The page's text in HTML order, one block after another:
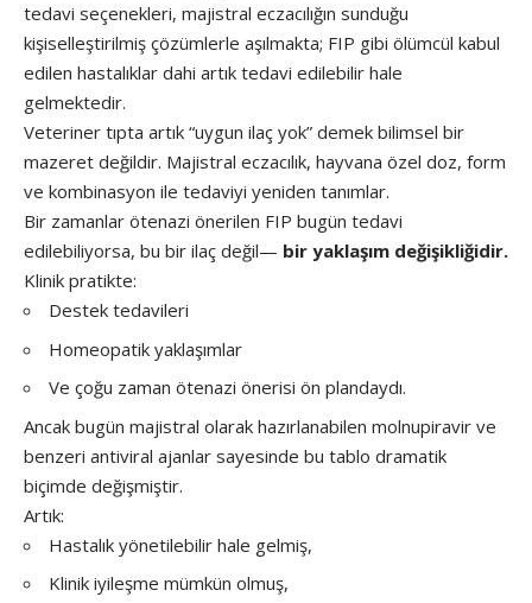
tedavi seçenekleri, majistral eczacılığın sunduğu
kişiselleştirilmiş çözümlerle aşılmakta; FIP gibi ölümcül kabul
edilen hastalıklar dahi artık tedavi edilebilir hale
gelmektedir.
Veteriner tıpta artık “uygun ilaç yok” demek bilimsel bir
mazeret değildir. Majistral eczacılık, hayvana özel doz, form
ve kombinasyon ile tedaviyi yeniden tanımlar.
Bir zamanlar ötenazi önerilen FIP bugün tedavi
edilebiliyorsa, bu bir ilaç değil— bir yaklaşım değişikliğidir.
Klinik pratikte:
Destek tedavileri
Homeopatik yaklaşımlar
Ve çoğu zaman ötenazi önerisi ön plandaydı.
Ancak bugün majistral olarak hazırlanabilen molnupiravir ve
benzeri antiviral ajanlar sayesinde bu tablo dramatik
biçimde değişmiştir.
Artık:
Hastalık yönetilebilir hale gelmiş,
Klinik iyileşme mümkün olmuş,